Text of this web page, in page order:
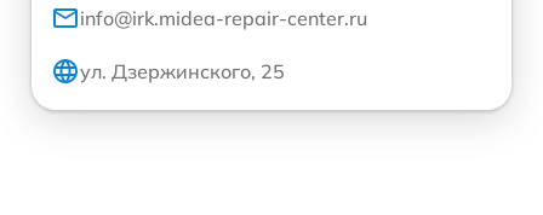
info@irk.midea-repair-center.ru
ул. Дзержинского, 25